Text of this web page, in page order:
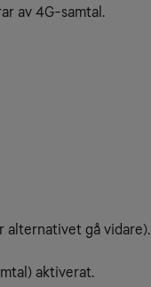
av 4G-samtal.
alternativet gå vidare).
aktiverat.